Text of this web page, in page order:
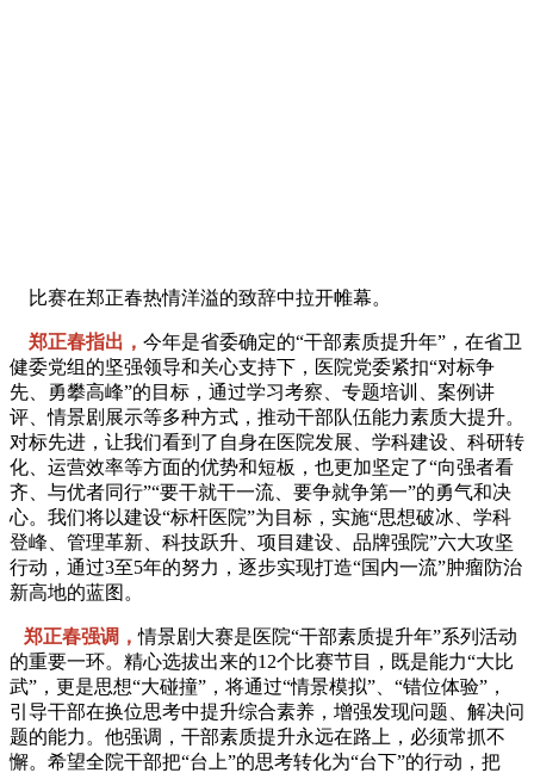
比赛在郑正春热情洋溢的致辞中拉开帷幕。
郑正春指出， 今年是省委确定的“干部素质提升年”，在省卫
健委党组的坚强领导和关心支持下，医院党委紧扣“对标争
先、勇攀高峰”的目标，通过学习考察、专题培训、案例讲
评、情景剧展示等多种方式，推动干部队伍能力素质大提升。
对标先进，让我们看到了自身在医院发展、学科建设、科研转
化、运营效率等方面的优势和短板，也更加坚定了“向强者看
齐、与优者同行”“要干就干一流、要争就争第一”的勇气和决
心。我们将以建设“标杆医院”为目标，实施“思想破冰、学科
登峰、管理革新、科技跃升、项目建设、品牌强院”六大攻坚
行动，通过3至5年的努力，逐步实现打造“国内一流”肿瘤防治
新高地的蓝图。
郑正春强调，情景剧大赛是医院“干部素质提升年”系列活动
的重要一环。精心选拔出来的12个比赛节目，既是能力“大比
武”，更是思想“大碰撞”，将通过“情景模拟”、“错位体验”，
引导干部在换位思考中提升综合素养，增强发现问题、解决问
题的能力。他强调，干部素质提升永远在路上，必须常抓不
懈。希望全院干部把“台上”的思考转化为“台下”的行动，把